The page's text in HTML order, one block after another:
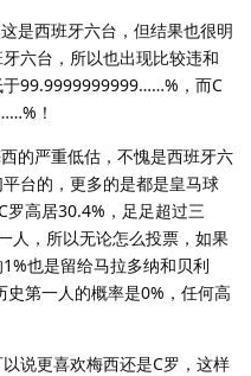
是西班牙六台，但结果也很明
六台，所以也出现比较违和
于99.9999999999……%，而C
！
的严重低估，不愧是西班牙六
台的，更多的是都是皇马球
罗高居30.4%，足足超过三
人，所以无论怎么投票，如果
也是留给马拉多纳和贝利
史第一人的概率是0%，任何高
说更喜欢梅西还是C罗，这样